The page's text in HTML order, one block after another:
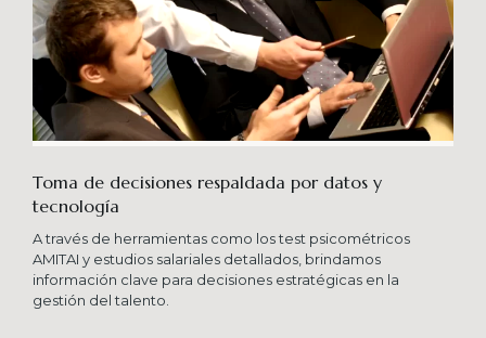
Toma de decisiones respaldada por datos y
tecnología​
A través de herramientas como los test psicométricos
AMITAI y estudios salariales detallados, brindamos
información clave para decisiones estratégicas en la
gestión del talento.